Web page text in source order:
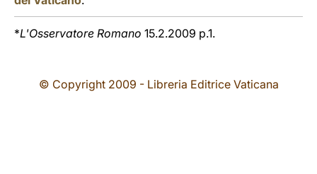
*L'Osservatore Romano 15.2.2009 p.1.
© Copyright 2009 - Libreria Editrice Vaticana